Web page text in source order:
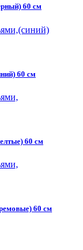
60 см
60 см
60 см
60 см